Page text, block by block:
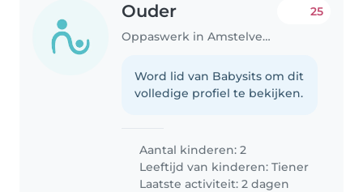
Ouder
Oppaswerk in Amstelveen
25
Word lid van Babysits om dit
volledige profiel te bekijken.
Aantal kinderen: 2
Leeftijd van kinderen:Tiener
Laatste activiteit: 2 dagen